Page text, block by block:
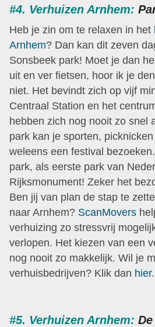
#4. Verhuizen Arnhem:
Heb je zin om te relaxen in het
Arnhem? Dan kan dit zeven
Sonsbeek park! Moet je dan
uit en ver fietsen, hoor ik je
niet. Het bevindt zich op vijf
Centraal Station en het
hebben zich nog nooit zo snel
park kan je sporten,
weleens een festival
park, als eerste park van
Rijksmonument! Zeker het
Ben jij van plan de stap te
naar Arnhem? ScanMovers
verhuizing zo stressvrij
verlopen. Het kiezen van een
nog nooit zo makkelijk. Wil je
verhuisbedrijven? Klik dan hier.
#5. Verhuizen Arnhem: